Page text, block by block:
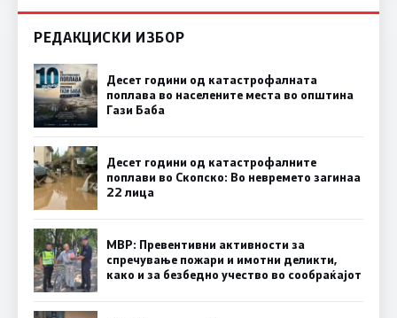
РЕДАКЦИСКИ ИЗБОР
Десет години од катастрофалната
поплава во населените места во општина
Гази Баба
Десет години од катастрофалните
поплави во Скопско: Во невремето загинаа
22 лица
МВР: Превентивни активности за
спречување пожари и имотни деликти,
како и за безбедно учество во сообраќајот